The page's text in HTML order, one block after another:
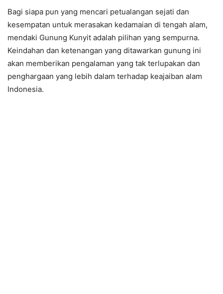
Bagi siapa pun yang mencari petualangan sejati dan
kesempatan untuk merasakan kedamaian di tengah alam,
mendaki Gunung Kunyit adalah pilihan yang sempurna.
Keindahan dan ketenangan yang ditawarkan gunung ini
akan memberikan pengalaman yang tak terlupakan dan
penghargaan yang lebih dalam terhadap keajaiban alam
Indonesia.